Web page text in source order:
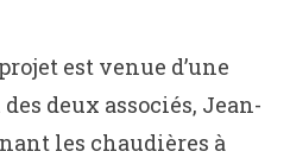
est venue d’une
deux associés, Jean-
les chaudières à